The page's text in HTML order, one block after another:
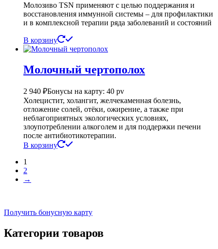
Молозиво TSN применяют с целью поддержания и
восстановления иммунной системы – для профилактики
и в комплексной терапии ряда заболеваний и состояний
В корзину
Молочный чертополох
2 940 ₽Бонусы на карту: 40 pv
Холецистит, холангит, желчекаменная болезнь,
отложение солей, отёки, ожирение, а также при
неблагоприятных экологических условиях,
злоупотреблении алкоголем и для поддержки печени
после антибиотикотерапии.
В корзину
1
2
→
Получить бонусную карту
Категории товаров